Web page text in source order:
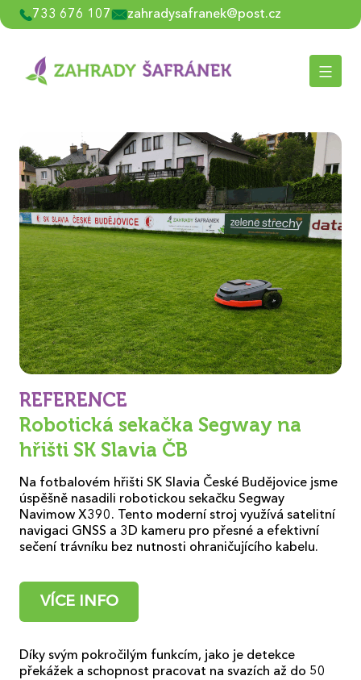
Přejít
k
733 676 107 zahradysafranek@post.cz
REFERENCE
Robotická sekačka Segway na
hřišti SK Slavia ČB
Na fotbalovém hřišti SK Slavia České Budějovice jsme
úspěšně nasadili robotickou sekačku Segway
Navimow X390.
Tento moderní stroj využívá satelitní
navigaci GNSS a 3D kameru pro přesné a efektivní
sečení trávníku bez nutnosti ohraničujícího kabelu.
VÍCE INFO
Díky svým pokročilým funkcím, jako je detekce
překážek a schopnost pracovat na svazích až do 50